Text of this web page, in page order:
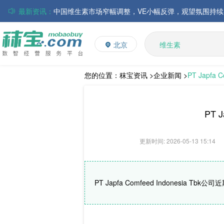
最新资讯： 中国维生素市场窄幅调整，VE小幅反弹，观望氛围持续
磷酸氢钙市场弱势盘整，小苏打价格维持稳定，乳清
累库压力与天气改善共振，豆粕期现价格承压回调
贸易商集中出货叠加替代施压，玉米市场弱势探底运行
北京
L-赖氨酸硫酸盐
多维
多矿
维生素
饲料添加剂
您的位置： 秣宝资讯 >企业新闻 >PT Japfa
PT
更新时间: 2026-05-13 15:14
PT Japfa Comfeed Indonesia Tbk公司